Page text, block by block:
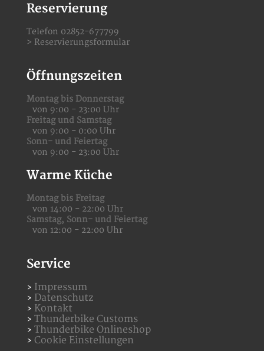
Reservierung
Telefon 02852-677799
> Reservierungsformular
Öffnungszeiten
Montag bis Donnerstag
von 9:00 - 23:00 Uhr
Freitag und Samstag
von 9:00 - 0:00 Uhr
Sonn- und Feiertag
von 9:00 - 23:00 Uhr
Warme Küche
Montag bis Freitag
von 14:00 - 22:00 Uhr
Samstag, Sonn- und Feiertag
von 12:00 - 22:00 Uhr
Service
Impressum
Datenschutz
Kontakt
Thunderbike Customs
Thunderbike Onlineshop
Cookie Einstellungen